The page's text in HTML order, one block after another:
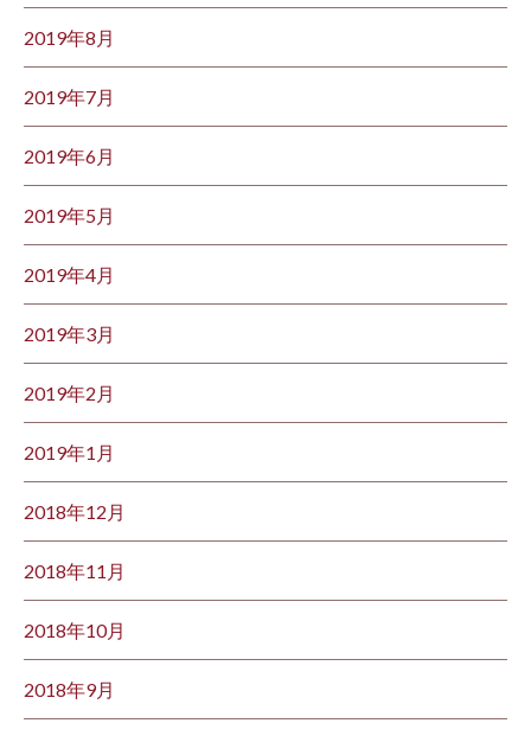
2019年8月
2019年7月
2019年6月
2019年5月
2019年4月
2019年3月
2019年2月
2019年1月
2018年12月
2018年11月
2018年10月
2018年9月